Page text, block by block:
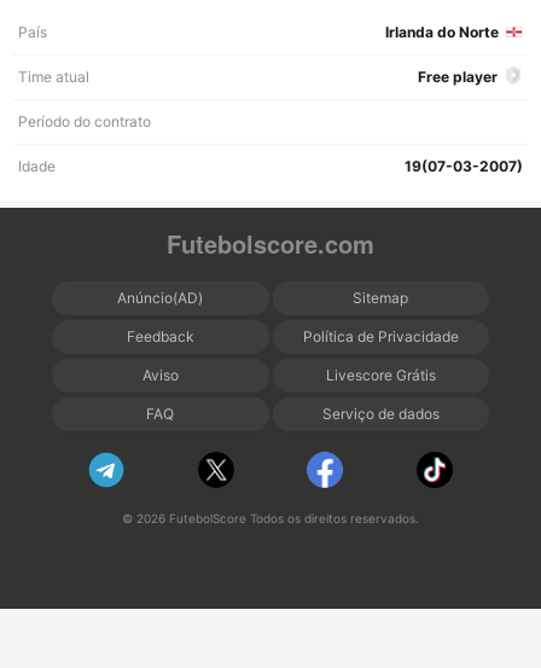
País Irlanda do Norte
Time atual Free player
Período do contrato
Idade 19(07-03-2007)
Futebolscore.com
Anúncio(AD) Sitemap
Feedback Política de Privacidade
Aviso Livescore Grátis
FAQ Serviço de dados
© 2026 FutebolScore Todos os direitos reservados.